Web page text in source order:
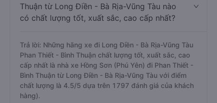
Thuận từ Long Điền - Bà Rịa-Vũng Tàu nào
có chất lượng tốt, xuất sắc, cao cấp nhất?
Trả lời: Những hãng xe đi Long Điền - Bà Rịa-Vũng Tàu
Phan Thiết - Bình Thuận chất lượng tốt, xuất sắc, cao
cấp nhất là nhà xe Hồng Sơn (Phú Yên) đi Phan Thiết -
Bình Thuận từ Long Điền - Bà Rịa-Vũng Tàu với điểm
chất lượng là 4.5/5 dựa trên 1797 đánh giá của khách
hàng).